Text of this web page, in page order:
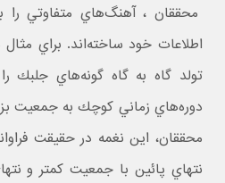
محققان ، آهنگ‌هاي متفاوتي را
اطلاعات خود ساخته‌اند. براي
تولد گاه به گاه گونه‌هاي جلبك
دوره‌هاي زماني كوچك به جمعيت
محققان، اين نغمه در حقيقت
نتهاي پائين با جمعيت كمتر و